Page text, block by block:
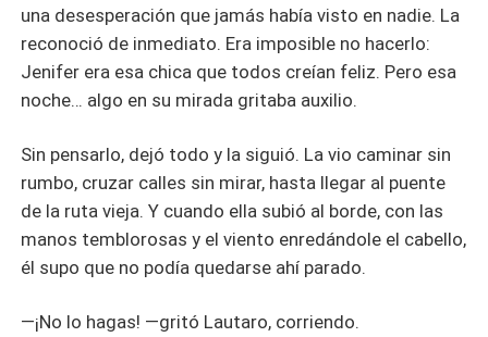
una desesperación que jamás había visto en nadie. La
reconoció de inmediato. Era imposible no hacerlo:
Jenifer era esa chica que todos creían feliz. Pero esa
noche… algo en su mirada gritaba auxilio.
Sin pensarlo, dejó todo y la siguió. La vio caminar sin
rumbo, cruzar calles sin mirar, hasta llegar al puente
de la ruta vieja. Y cuando ella subió al borde, con las
manos temblorosas y el viento enredándole el cabello,
él supo que no podía quedarse ahí parado.
—¡No lo hagas! —gritó Lautaro, corriendo.